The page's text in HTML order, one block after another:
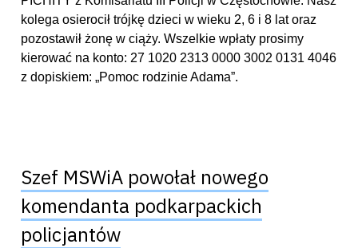
kolega osierocił trójkę dzieci w wieku 2, 6 i 8 lat oraz
pozostawił żonę w ciąży. Wszelkie wpłaty prosimy
kierować na konto: 27 1020 2313 0000 3002 0131 4046
z dopiskiem: „Pomoc rodzinie Adama”.
Szef MSWiA powołał nowego
komendanta podkarpackich
policjantów